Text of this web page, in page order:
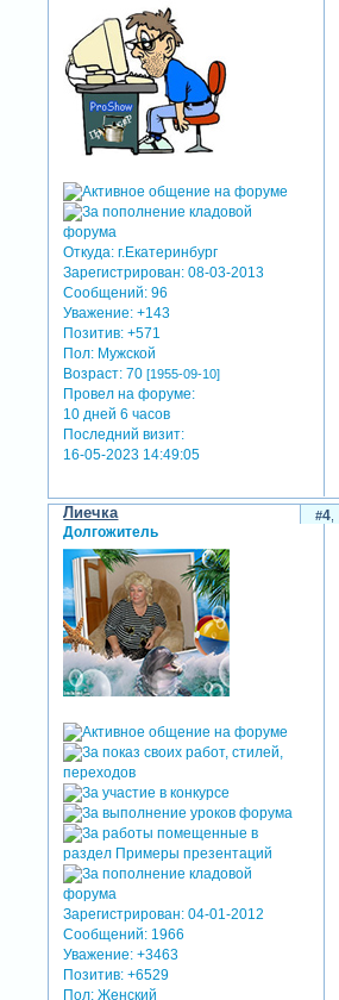
Откуда: г.Екатеринбург
Зарегистрирован: 08-03-2013
Сообщений: 96
Уважение: +143
Позитив: +571
Пол: Мужской
Возраст: 70[1955-09-10]
Провел на форуме:
10 дней 6 часов
Последний визит:
16-05-2023 14:49:05
4
Лиечка
Долгожитель
Зарегистрирован: 04-01-2012
Сообщений: 1966
Уважение: +3463
Позитив: +6529
Пол: Женский